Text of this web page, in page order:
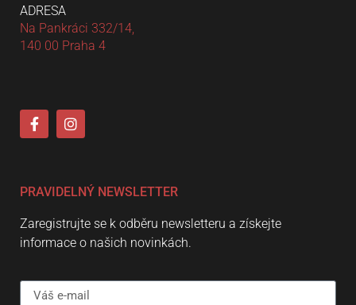
ADRESA
Na Pankráci 332/14,
140 00 Praha 4
PRAVIDELNÝ NEWSLETTER
Zaregistrujte se k odběru newsletteru a získejte
informace o našich novinkách.